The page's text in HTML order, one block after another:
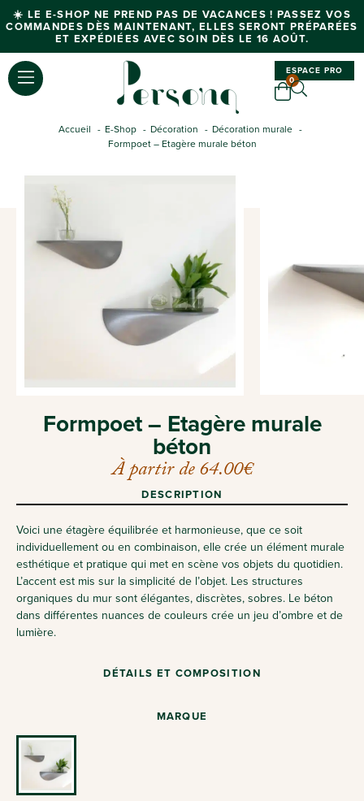
☀️ LE E-SHOP NE PREND PAS DE VACANCES ! PASSEZ VOS
COMMANDES DÈS MAINTENANT, ELLES SERONT PRÉPARÉES
ET EXPÉDIÉES AVEC SOIN DÈS LE 16 AOÛT.
ESPACE PRO
0
Accueil E-Shop Décoration
Décoration murale
Formpoet – Etagère murale béton
Formpoet – Etagère murale
béton
À partir de64.00€
DESCRIPTION
DÉTAILS ET COMPOSITION
MARQUE
Voici une étagère équilibrée et harmonieuse, que ce soit
individuellement ou en combinaison, elle crée un élément murale
esthétique et pratique qui met en scène vos objets du quotidien.
L’accent est mis sur la simplicité de l’objet. Les structures
organiques du mur sont élégantes, discrètes, sobres. Le béton
dans différentes nuances de couleurs crée un jeu d’ombre et de
lumière.